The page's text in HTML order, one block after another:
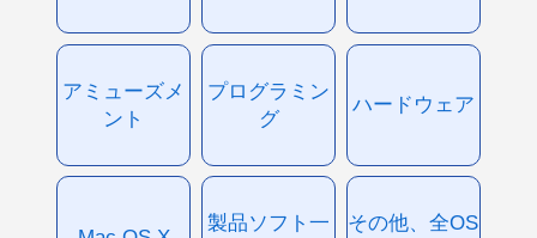
アミューズメ
ント
プログラミン
グ
ハードウェア
製品ソフト一
その他、全OS